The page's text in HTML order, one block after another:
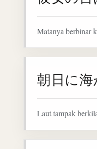
Matanya berbinar
朝日に海
Laut tampak